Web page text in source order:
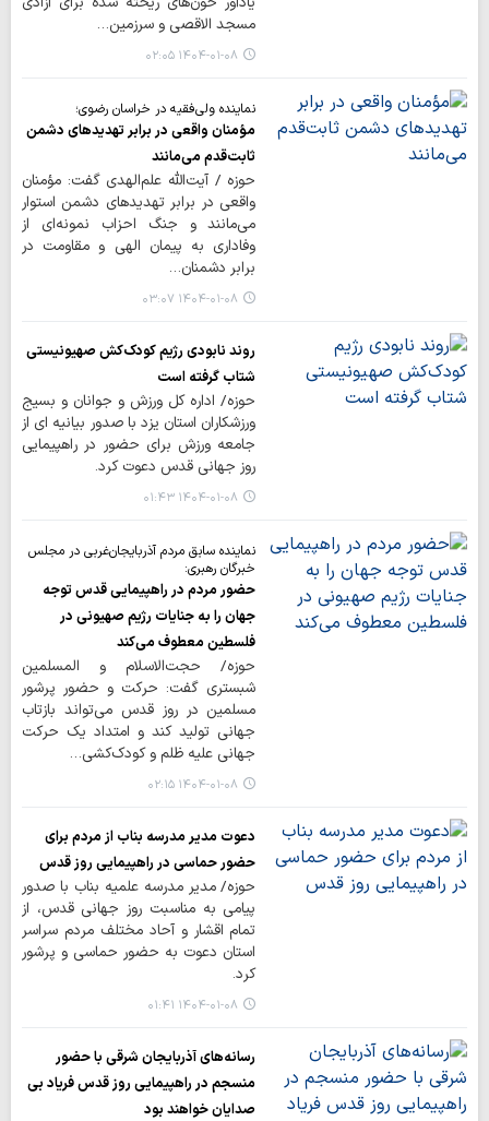
مسجد الاقصی و سرزمین…
۱۴۰۴-۰۱-۰۸ ۰۲:۰۵
نماینده ولی‌فقیه در خراسان رضوی؛
مؤمنان واقعی در برابر تهدیدهای دشمن
ثابت‌قدم می‌مانند
حوزه / آیت‌الله علم‌الهدی گفت: مؤمنان
واقعی در برابر تهدیدهای دشمن استوار
می‌مانند و جنگ احزاب نمونه‌ای از
وفاداری به پیمان الهی و مقاومت در
برابر دشمنان…
۱۴۰۴-۰۱-۰۸ ۰۳:۰۷
روند نابودی رژیم کودک‌کش صهیونیستی
شتاب گرفته است
حوزه/ اداره کل ورزش و جوانان و بسیج
ورزشکاران استان یزد با صدور بیانیه ای از
جامعه ورزش برای حضور در راهپیمایی
روز جهانی قدس دعوت کرد.
۱۴۰۴-۰۱-۰۸ ۰۱:۴۳
نماینده سابق مردم آذربایجان‌غربی در مجلس
خبرگان رهبری:
حضور مردم در راهپیمایی قدس توجه‌
جهان را به جنایات رژیم صهیونی در
فلسطین معطوف می‌کند
حوزه/ حجت‌الاسلام و المسلمین
شبستری گفت: حرکت و حضور پرشور
مسلمین در روز قدس می‌تواند بازتاب
جهانی تولید کند و امتداد یک حرکت
جهانی علیه ظلم و کودک‌کشی…
۱۴۰۴-۰۱-۰۸ ۰۲:۱۵
دعوت مدیر مدرسه بناب از مردم برای
حضور حماسی در راهپیمایی روز قدس
حوزه/ مدیر مدرسه علمیه بناب با صدور
پیامی به مناسبت روز جهانی قدس، از
تمام اقشار و آحاد مختلف مردم سراسر
استان دعوت به حضور حماسی و پرشور
کرد.
۱۴۰۴-۰۱-۰۸ ۰۱:۴۱
رسانه‌های آذربایجان شرقی با حضور
منسجم در راهپیمایی روز قدس فریاد بی
صدایان خواهند بود